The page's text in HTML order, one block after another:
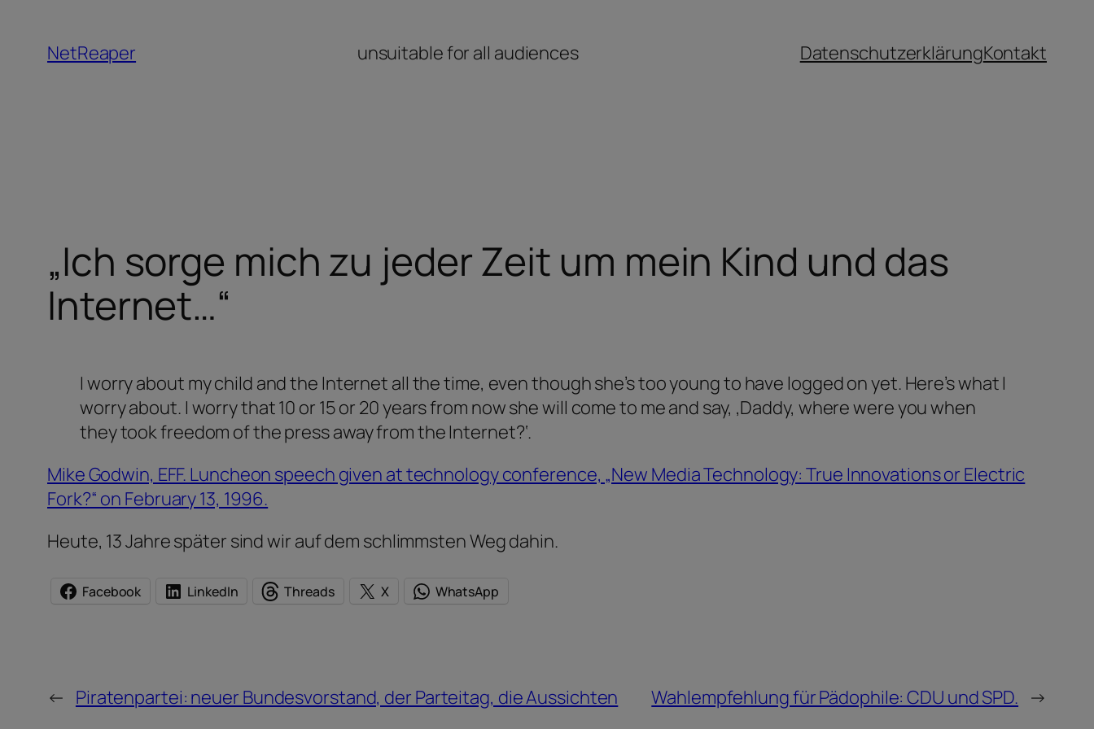
Inhalt
springen
NetReaper unsuitable for all audiences DatenschutzerklärungKontakt
„Ich sorge mich zu jeder Zeit um mein Kind und das
Internet…“
I worry about my child and the Internet all the time, even though she’s too young to have logged on yet. Here’s what I
worry about. I worry that 10 or 15 or 20 years from now she will come to me and say, ‚Daddy, where were you when
they took freedom of the press away from the Internet?‘.
Mike Godwin, EFF. Luncheon speech given at technology conference, „New Media Technology: True Innovations or Electric
Fork?“ on February 13, 1996.
Heute, 13 Jahre später sind wir auf dem schlimmsten Weg dahin.
Facebook LinkedIn Threads X WhatsApp
← Piratenpartei: neuer Bundesvorstand, der Parteitag, die Aussichten Wahlempfehlung für Pädophile: CDU und SPD. →